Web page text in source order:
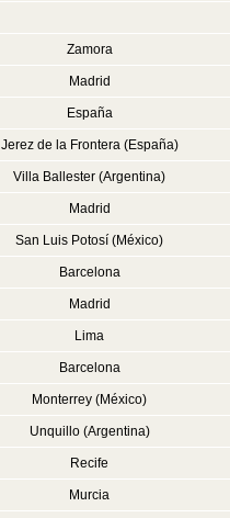
Zamora
Madrid
España
Jerez de la Frontera (España)
Villa Ballester (Argentina)
Madrid
San Luis Potosí (México)
Barcelona
Madrid
Lima
Barcelona
Monterrey (México)
Unquillo (Argentina)
Recife
Murcia